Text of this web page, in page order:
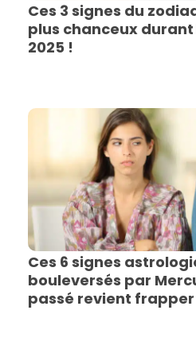
Ces 3 signes du
plus chanceux durant
2025 !
Ces 6 signes
bouleversés par
passé revient